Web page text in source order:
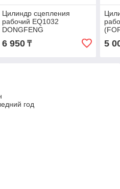
Цилиндр сцепления
рабочий EQ1032
DONGFENG
6 950₸ 5
год